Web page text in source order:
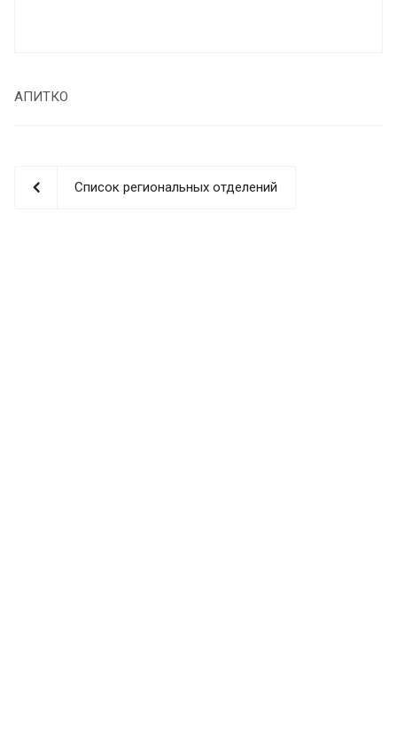
АПИТКО
Список региональных отделений